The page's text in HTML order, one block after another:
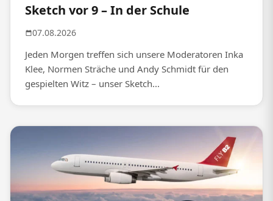
Sketch vor 9 – In der Schule
07.08.2026
Jeden Morgen treffen sich unsere Moderatoren Inka
Klee, Normen Sträche und Andy Schmidt für den
gespielten Witz – unser Sketch...